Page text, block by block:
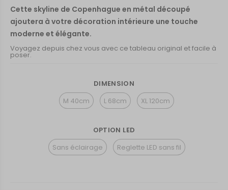
Cette skyline de Copenhague en métal découpé
ajoutera à votre décoration intérieure une touche
moderne et élégante.
Voyagez depuis chez vous avec ce tableau original et facile à
poser.
DIMENSION
M 40cm
L 68cm XL 120cm
OPTION LED
Sans éclairage
Reglette LED sans fil